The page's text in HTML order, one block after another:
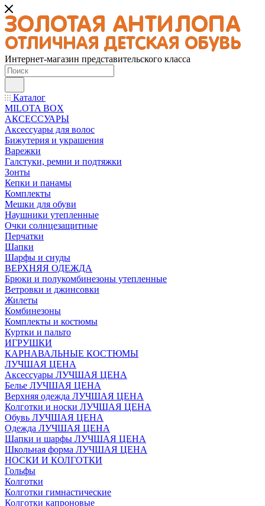
Интернет-магазин представительского класса
Каталог
MILOTA BOX
АКСЕССУАРЫ
Аксессуары для волос
Бижутерия и украшения
Варежки
Галстуки, ремни и подтяжки
Зонты
Кепки и панамы
Комплекты
Мешки для обуви
Наушники утепленные
Очки солнцезащитные
Перчатки
Шапки
Шарфы и снуды
ВЕРХНЯЯ ОДЕЖДА
Брюки и полукомбинезоны утепленные
Ветровки и джинсовки
Жилеты
Комбинезоны
Комплекты и костюмы
Куртки и пальто
ИГРУШКИ
КАРНАВАЛЬНЫЕ КОСТЮМЫ
ЛУЧШАЯ ЦЕНА
Аксессуары ЛУЧШАЯ ЦЕНА
Белье ЛУЧШАЯ ЦЕНА
Верхняя одежда ЛУЧШАЯ ЦЕНА
Колготки и носки ЛУЧШАЯ ЦЕНА
Обувь ЛУЧШАЯ ЦЕНА
Одежда ЛУЧШАЯ ЦЕНА
Шапки и шарфы ЛУЧШАЯ ЦЕНА
Школьная форма ЛУЧШАЯ ЦЕНА
НОСКИ И КОЛГОТКИ
Гольфы
Колготки
Колготки гимнастические
Колготки капроновые